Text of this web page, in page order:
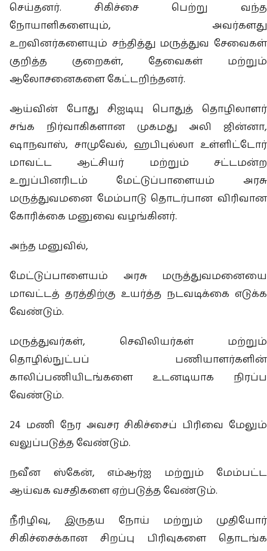
செய்தனர். சிகிச்சை பெற்று வந்த
நோயாளிகளையும், அவர்களது
உறவினர்களையும் சந்தித்து மருத்துவ சேவைகள்
குறித்த குறைகள், தேவைகள் மற்றும்
ஆலோசனைகளை கேட்டறிந்தனர்.
ஆய்வின் போது சிஐடியு பொதுத் தொழிலாளர்
சங்க நிர்வாகிகளான முகமது அலி ஜின்னா,
ஷாநவாஸ், சாமுவேல், ஹபிபுல்லா உள்ளிட்டோர்
மாவட்ட ஆட்சியர் மற்றும் சட்டமன்ற
உறுப்பினரிடம் மேட்டுப்பாளையம் அரசு
மருத்துவமனை மேம்பாடு தொடர்பான விரிவான
கோரிக்கை மனுவை வழங்கினர்.
அந்த மனுவில்,
மேட்டுப்பாளையம் அரசு மருத்துவமனையை
மாவட்டத் தரத்திற்கு உயர்த்த நடவடிக்கை எடுக்க
வேண்டும்.
மருத்துவர்கள், செவிலியர்கள் மற்றும்
தொழில்நுட்பப் பணியாளர்களின்
காலிப்பணியிடங்களை உடனடியாக நிரப்ப
வேண்டும்.
24 மணி நேர அவசர சிகிச்சைப் பிரிவை மேலும்
வலுப்படுத்த வேண்டும்.
நவீன ஸ்கேன், எம்ஆர்ஐ மற்றும் மேம்பட்ட
ஆய்வக வசதிகளை ஏற்படுத்த வேண்டும்.
நீரிழிவு, இருதய நோய் மற்றும் முதியோர்
சிகிச்சைக்கான சிறப்பு பிரிவுகளை தொடங்க